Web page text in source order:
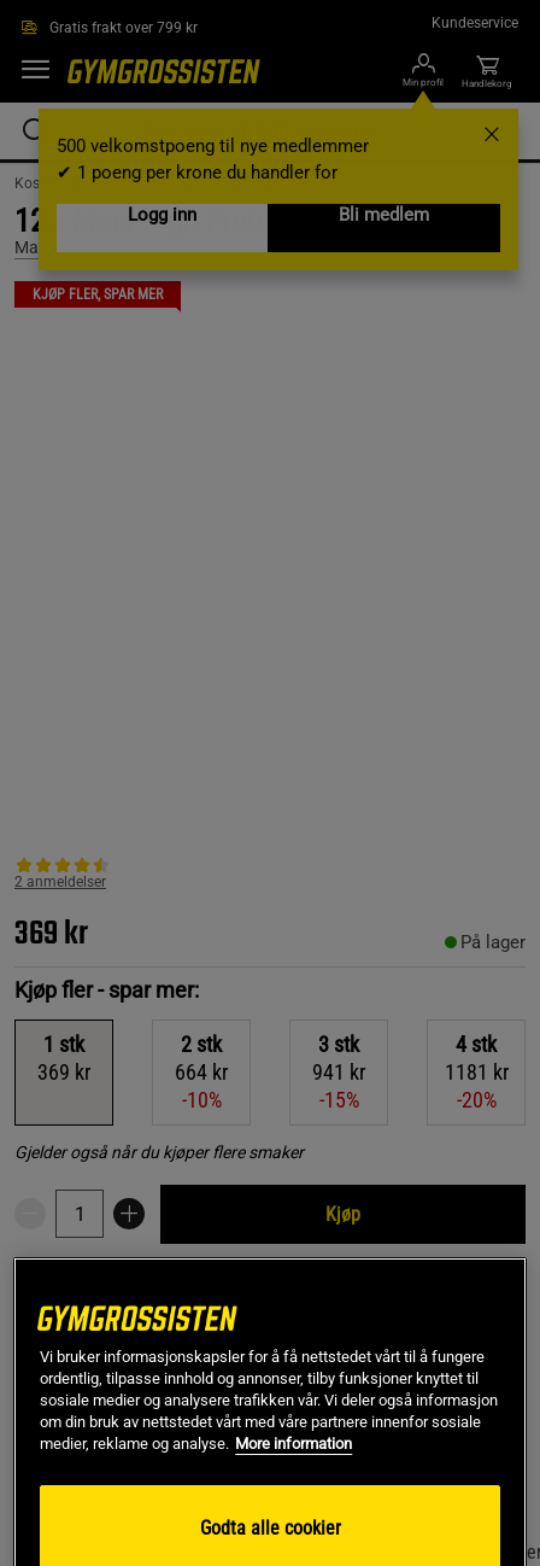
Gratis frakt over 799 kr Kundeservice
Min profil
500 velkomstpoeng til nye medlemmer
✔ 1 poeng per krone du handler for
Logg inn
Bli medlem
Handlekorg
Kosttilskudd / Matvarer /Snacks & godter
12 x Mars High Protein Cookie 60 g
Mars
KJØP FLER, SPAR MER
2 anmeldelser
369 kr På lager
Kjøp fler - spar mer:
1 stk
369 kr
2 stk
664 kr
-10%
3 stk
941 kr
-15%
4 stk
1181 kr
-20%
Gjelder også når du kjøper flere smaker
Kjøp
SKU #FP700051-8| EAN05056357912690
High Protein Cookie, 60 g er en delikat og proteinrik kjeks fra
Mars. Med 15 g protein per kjeks og ca. 230 kcal.
Næringsinformasjon &
Vi bruker informasjonskapsler for å få nettstedet vårt til å fungere
ordentlig, tilpasse innhold og annonser, tilby funksjoner knyttet til
sosiale medier og analysere trafikken vår. Vi deler også informasjon
om din bruk av nettstedet vårt med våre partnere innenfor sosiale
medier, reklame og analyse. More information
Godta alle cookier